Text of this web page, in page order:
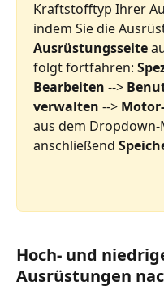
Kraftstofftyp Ihrer
indem Sie die
Ausrüstungsseite
folgt fortfahren:
Bearbeiten -->
verwalten -->
aus dem
anschließend
Hoch- und
Ausrüstungen